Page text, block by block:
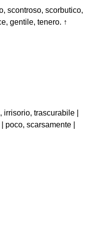
scontroso, scorbutico,
gentile, tenero. ↑
trascurabile |
scarsamente |